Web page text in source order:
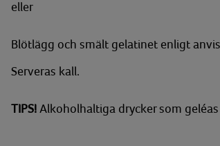
eller
Blötlägg och smält gelatinet enligt
Serveras kall.
TIPS! Alkoholhaltiga drycker som